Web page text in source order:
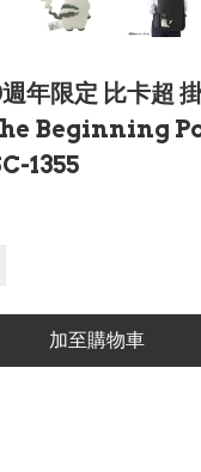
年限定 比卡超
Beginning
1355
加至購物車